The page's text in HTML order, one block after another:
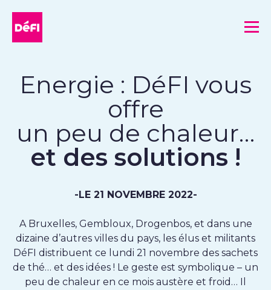
Energie : DéFI vous
offre
un peu de chaleur…
et des solutions !
-LE 21 NOVEMBRE 2022-
A Bruxelles, Gembloux, Drogenbos, et dans une
dizaine d’autres villes du pays, les élus et militants
DéFI distribuent ce lundi 21 novembre des sachets
de thé… et des idées ! Le geste est symbolique – un
peu de chaleur en ce mois austère et froid… Il